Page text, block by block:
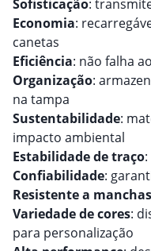
Sofisticação:
Economia:
canetas
Eficiência: não falha
Organização:
na tampa
Sustentabilidade:
impacto ambiental
Estabilidade de traço
Confiabilidade:
Resistente a manchas
Variedade de cores:
para personalização